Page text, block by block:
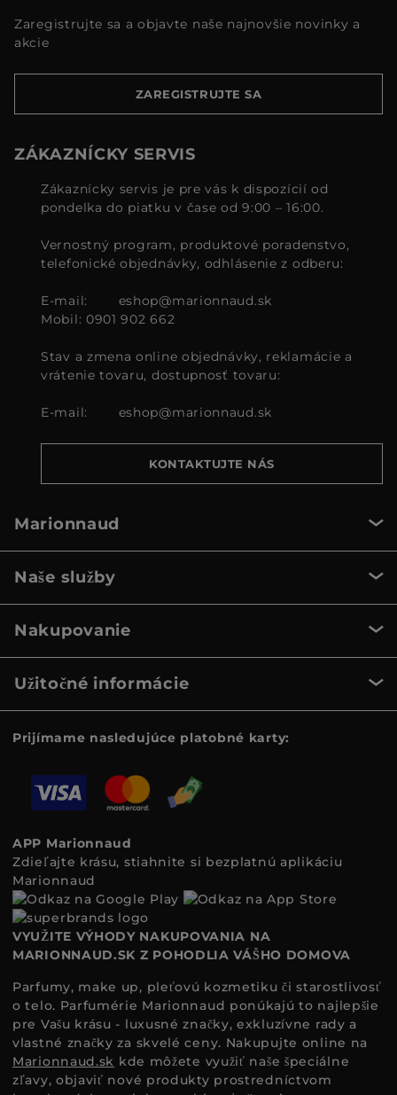
Zaregistrujte sa a objavte naše najnovšie novinky a
akcie
ZAREGISTRUJTE SA
ZÁKAZNÍCKY SERVIS
Zákaznícky servis je pre vás k dispozícií od
pondelka do piatku v čase od 9:00 – 16:00.
Vernostný program, produktové poradenstvo,
telefonické objednávky, odhlásenie z odberu:
E-mail:
eshop@marionnaud.sk
Mobil: 0901 902 662
Stav a zmena online objednávky, reklamácie a
vrátenie tovaru, dostupnosť tovaru:
E-mail: eshop@marionnaud.sk
KONTAKTUJTE NÁS
Marionnaud
Naše služby
Nakupovanie
Užitočné informácie
Prijímame nasledujúce platobné karty:
APP Marionnaud
Zdieľajte krásu, stiahnite si bezplatnú aplikáciu
Marionnaud
VYUŽITE VÝHODY NAKUPOVANIA NA
MARIONNAUD.SK Z POHODLIA VÁŠHO DOMOVA
Parfumy, make up, pleťovú kozmetiku či starostlivosť
o telo. Parfumérie Marionnaud ponúkajú to najlepšie
pre Vašu krásu - luxusné značky, exkluzívne rady a
vlastné značky za skvelé ceny. Nakupujte online na
Marionnaud.sk kde môžete využiť naše špeciálne
zľavy, objaviť nové produkty prostredníctvom